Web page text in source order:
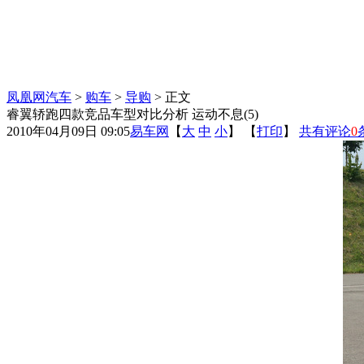
凤凰网汽车 > 购车 > 导购 > 正文
睿翼轿跑四款竞品车型对比分析 运动不息(5)
2010年04月09日 09:05易车网 【 大 中 小】 【打印 】 共有评论0